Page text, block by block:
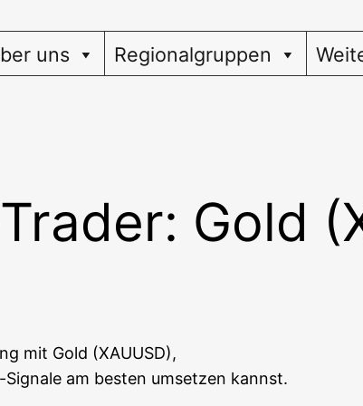
uns Regionalgruppen
Gold
mit Gold (XAUUSD),
am bes­ten umset­zen kannst.